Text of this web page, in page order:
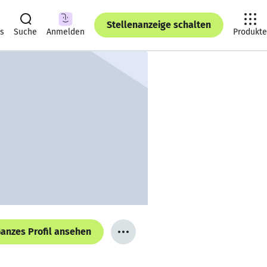
Suche Anmelden
Stellenanzeige schalten
Produkte
Profil ansehen